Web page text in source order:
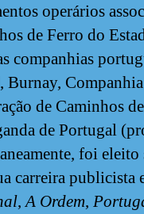
operários
de Ferro do
companhias
de Caminhos
de Portugal
foi eleito
carreira publicista
,A Ordem,